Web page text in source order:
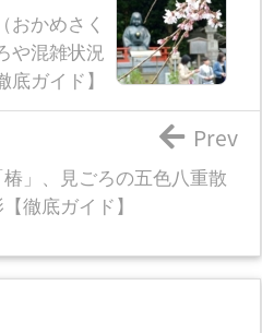
おかめさく
や混雑状況
底ガイド】
」、見ごろの五色八重散
徹底ガイド】
Prev